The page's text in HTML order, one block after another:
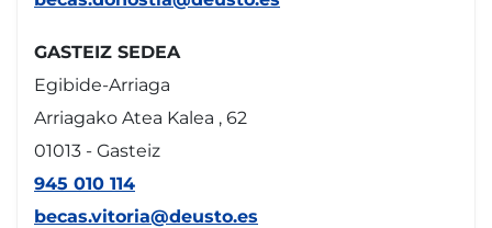
GASTEIZ SEDEA
Egibide-Arriaga
Arriagako Atea Kalea , 62
01013 - Gasteiz
945 010 114
becas.vitoria@deusto.es